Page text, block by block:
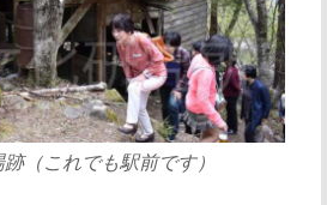
（これでも駅前です）